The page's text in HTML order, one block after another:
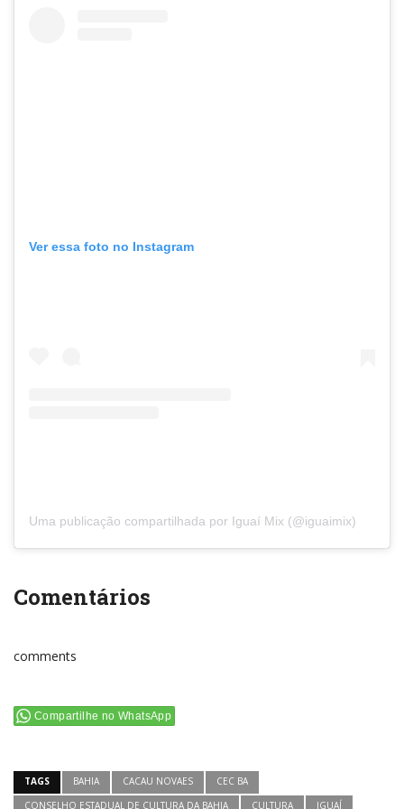
Ver essa foto no Instagram
Uma publicação compartilhada por Iguaí Mix (@iguaimix)
Comentários
comments
Compartilhe no WhatsApp
TAGS BAHIA CACAU NOVAES
CEC BA
CONSELHO ESTADUAL DE CULTURA DA BAHIA
CULTURA
IGUAÍ